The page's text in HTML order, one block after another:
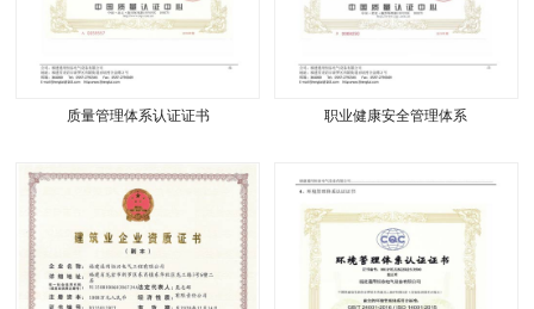
质量管理体系认证证书 职业健康安全管理体系